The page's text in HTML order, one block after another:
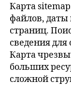
Карта
файлов, даты
страниц.
сведения
Карта
больших
сложной